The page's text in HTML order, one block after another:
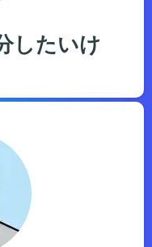
したいけ